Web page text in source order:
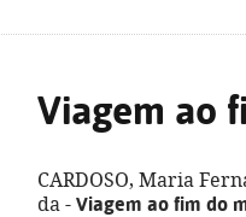
Viagem ao
CARDOSO, Maria
da - Viagem ao fim do